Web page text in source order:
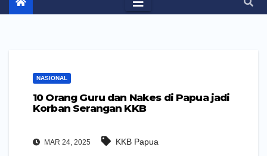
NASIONAL
10 Orang Guru dan Nakes di Papua jadi
Korban Serangan KKB
MAR 24, 2025 KKB Papua